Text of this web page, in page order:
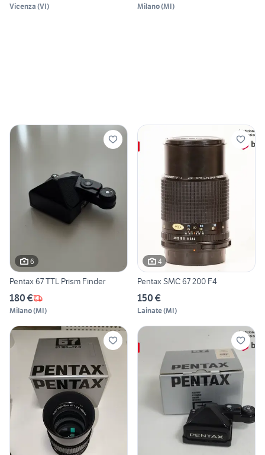
Vicenza (VI) Milano(MI)
6
Pentax 67 TTL Prism Finder
180 €
Milano(MI)
4
Pentax SMC 67 200 F4
150 €
Lainate(MI)